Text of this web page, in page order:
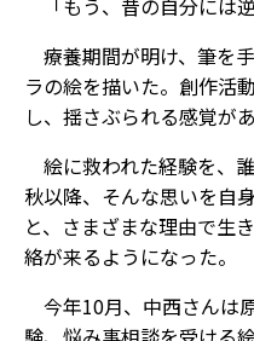
「もう、昔の自分には
療養期間が明け、筆を
ラの絵を描いた。創作活
し、揺さぶられる感覚があ
絵に救われた経験を、
秋以降、そんな思いを自
と、さまざまな理由で生
絡が来るようになった。
今年10月、中西さんは